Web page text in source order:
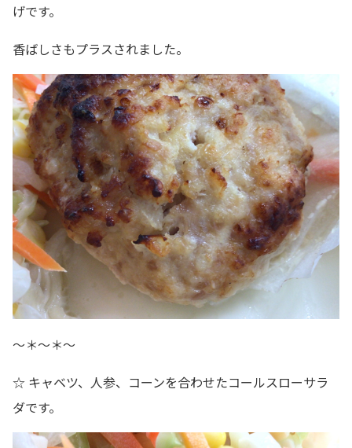
げです。
香ばしさもプラスされました。
～＊～＊～
☆ キャベツ、人参、コーンを合わせたコールスローサラ
ダです。